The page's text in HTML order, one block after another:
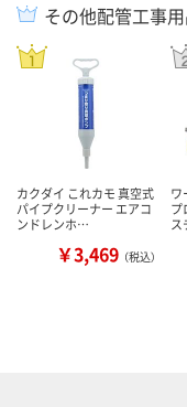
その他配管工事
カクダイ これカモ 真空式
パイプクリーナー エアコ
ンドレンホ…
￥3,469 （税込）
ワ
プ